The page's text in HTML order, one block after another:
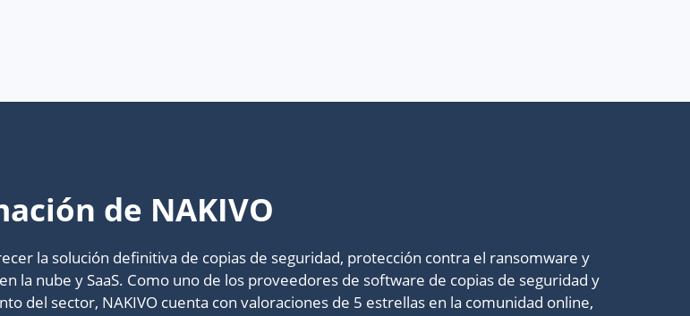
de NAKIVO
la solución definitiva de copias de seguridad, protección contra el ransomware y
la nube y SaaS. Como uno de los proveedores de software de copias de seguridad y
del sector, NAKIVO cuenta con valoraciones de 5 estrellas en la comunidad online,